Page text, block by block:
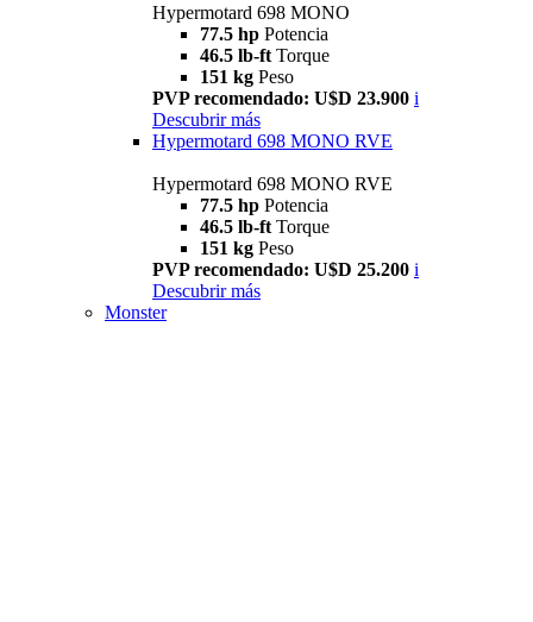
Hypermotard 698 MONO
77.5 hp Potencia
46.5 lb-ft Torque
151 kg Peso
PVP recomendado: U$D 23.900 i
Descubrir más
Hypermotard 698 MONO RVE
Hypermotard 698 MONO RVE
77.5 hp Potencia
46.5 lb-ft Torque
151 kg Peso
PVP recomendado: U$D 25.200 i
Descubrir más
Monster